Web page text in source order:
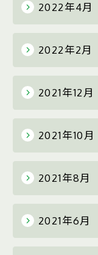
2022年4月
2022年2月
2021年12月
2021年10月
2021年8月
2021年6月